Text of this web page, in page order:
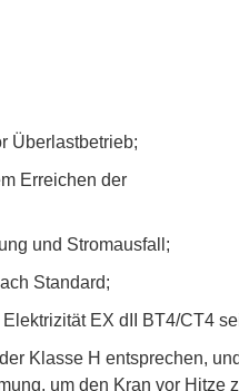
Überlastbetrieb;
Erreichen der
und Stromausfall;
Standard;
EX dII BT4/CT4
Klasse H entsprechen,
um den Kran vor Hitze